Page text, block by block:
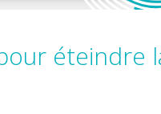
éteindre